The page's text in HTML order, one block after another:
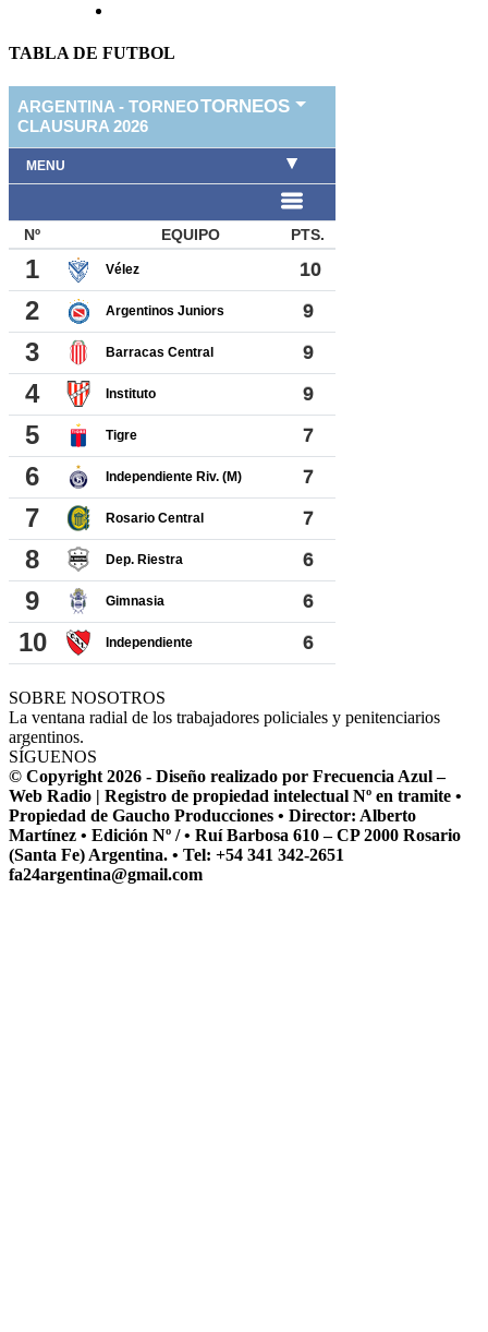
TABLA DE FUTBOL
SOBRE NOSOTROS
La ventana radial de los trabajadores policiales y penitenciarios
argentinos.
SÍGUENOS
© Copyright 2026 - Diseño realizado por Frecuencia Azul –
Web Radio | Registro de propiedad intelectual Nº en tramite •
Propiedad de Gaucho Producciones • Director: Alberto
Martínez • Edición Nº / • Ruí Barbosa 610 – CP 2000 Rosario
(Santa Fe) Argentina. • Tel: +54 341 342-2651
fa24argentina@gmail.com